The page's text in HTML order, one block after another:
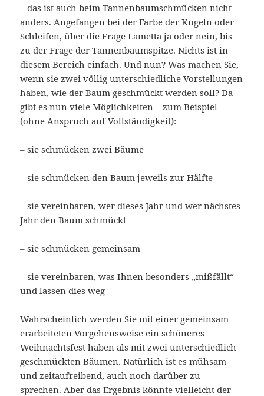
– das ist auch beim Tannenbaumschmücken nicht
anders. Angefangen bei der Farbe der Kugeln oder
Schleifen, über die Frage Lametta ja oder nein, bis
zu der Frage der Tannenbaumspitze. Nichts ist in
diesem Bereich einfach. Und nun? Was machen Sie,
wenn sie zwei völlig unterschiedliche Vorstellungen
haben, wie der Baum geschmückt werden soll? Da
gibt es nun viele Möglichkeiten – zum Beispiel
(ohne Anspruch auf Vollständigkeit):
– sie schmücken zwei Bäume
– sie schmücken den Baum jeweils zur Hälfte
– sie vereinbaren, wer dieses Jahr und wer nächstes
Jahr den Baum schmückt
– sie schmücken gemeinsam
– sie vereinbaren, was Ihnen besonders „mißfällt“
und lassen dies weg
Wahrscheinlich werden Sie mit einer gemeinsam
erarbeiteten Vorgehensweise ein schöneres
Weihnachtsfest haben als mit zwei unterschiedlich
geschmückten Bäumen. Natürlich ist es mühsam
und zeitaufreibend, auch noch darüber zu
sprechen. Aber das Ergebnis könnte vielleicht der